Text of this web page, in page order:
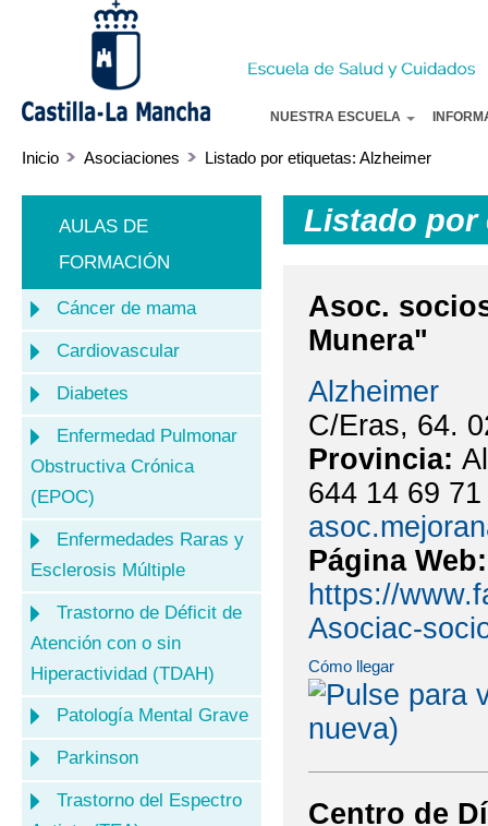
NUESTRA ESCUELA
Inicio Asociaciones Listado por etiquetas: Alzheimer
AULAS DE
FORMACIÓN
Cáncer de mama
Cardiovascular
Diabetes
Enfermedad Pulmonar
Obstructiva Crónica
(EPOC)
Enfermedades Raras y
Esclerosis Múltiple
Trastorno de Déficit de
Atención con o sin
Hiperactividad (TDAH)
Patología Mental Grave
Parkinson
Trastorno del Espectro
Listado por
Asoc.
Munera"
Alzheimer
C/Eras, 64.
Provincia:
644 14 69 71
Página
https://
Asociac-
Cómo llegar
Centro de